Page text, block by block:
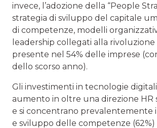
invece, l’adozione della “People
strategia di sviluppo del capitale
di competenze, modelli
leadership collegati alla rivoluzione
presente nel 54% delle imprese
dello scorso anno).
Gli investimenti in tecnologie
aumento in oltre una direzione HR
e si concentrano prevalentemente
e sviluppo delle competenze (62%)